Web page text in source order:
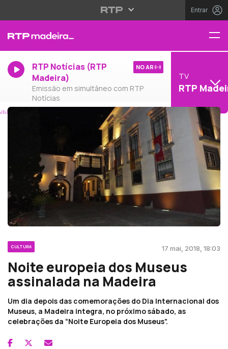
Entrar
RTP Notícias (RTP
Madeira)
Emissão em simultâneo com RTP
Notícias
NO AR
TV
RTP
CULTURA 17 mai, 2018, 18:03
Noite europeia dos Museus
assinalada na Madeira
Um dia depois das comemorações do Dia Internacional dos
Museus, a Madeira integra, no próximo sábado, as
celebrações da “Noite Europeia dos Museus”.